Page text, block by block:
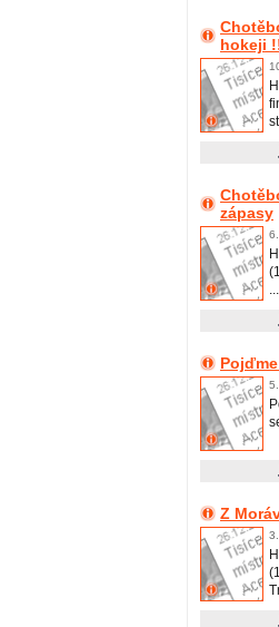
hokeji
zápasy
...
Z